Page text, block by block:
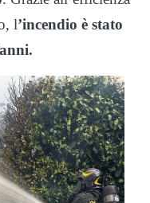
l’incendio è stato